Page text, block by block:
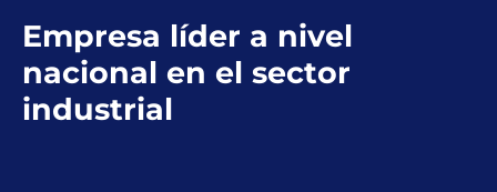
Empresa líder a nivel
nacional en el sector
industrial